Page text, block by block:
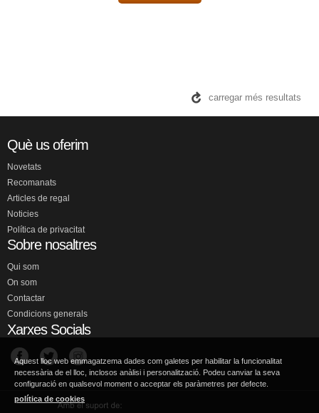
carregar més resultats
Què us oferim
Novetats
Recomanats
Articles de regal
Noticies
Política de privacitat
Sobre nosaltres
Qui som
On som
Contactar
Condicions generals
Xarxes Socials
Aquest lloc web emmagatzema dades com galetes per habilitar la funcionalitat
necessària de el lloc, inclosos anàlisi i personalització. Podeu canviar la seva
configuració en qualsevol moment o acceptar els paràmetres per defecte.
política de cookies